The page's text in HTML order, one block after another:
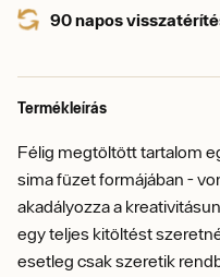
90 napos
Termékleírás
Félig megtöltött tartalom
sima füzet formájában -
akadályozza a
egy teljes kitöltést
esetleg csak szeretik